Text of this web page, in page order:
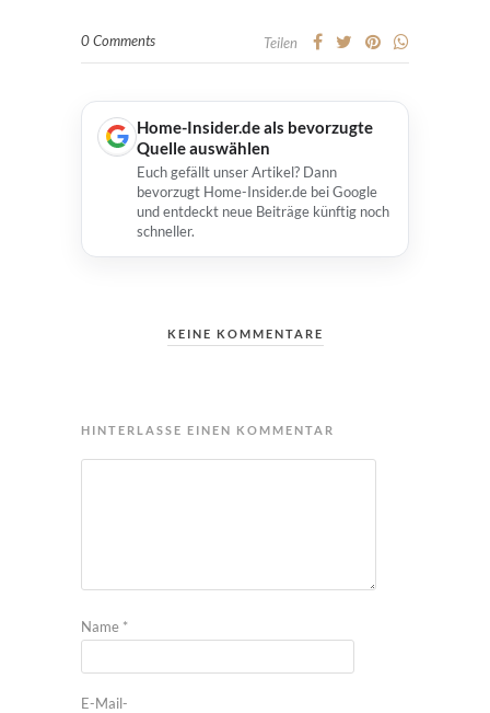
0 Comments Teilen
Home-Insider.de als bevorzugte
Quelle auswählen
Euch gefällt unser Artikel? Dann
bevorzugt Home-Insider.de bei Google
und entdeckt neue Beiträge künftig noch
schneller.
KEINE KOMMENTARE
HINTERLASSE EINEN KOMMENTAR
Name *
E-Mail-